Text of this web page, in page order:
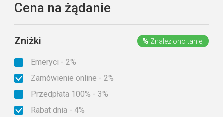
Cena na żądanie
Zniżki % Znaleziono taniej
Emeryci - 2%
Zamówienie online - 2%
Przedpłata 100% - 3%
Rabat dnia - 4%